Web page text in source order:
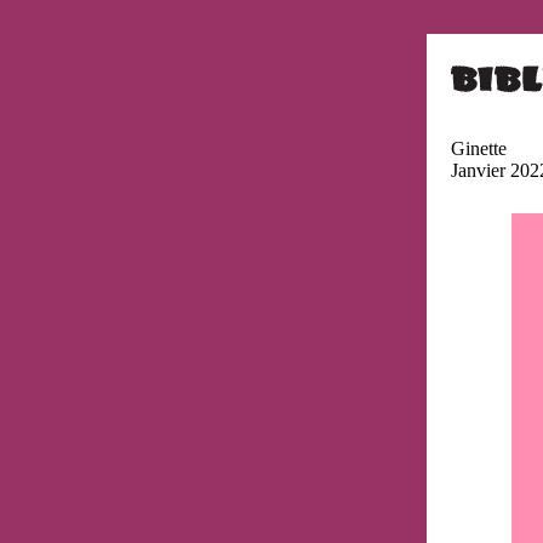
Ginette
Janvier